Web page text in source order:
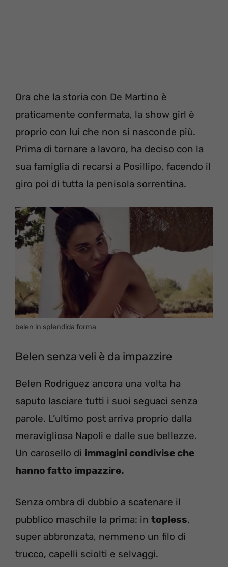
Ora che la storia con De Martino è
praticamente confermata, la show girl è
proprio con lui che non si nasconde più.
Prima di tornare a lavoro, ha deciso con la
sua famiglia di recarsi a Posillipo, facendo il
giro poi di tutta la penisola sorrentina.
belen in splendida forma
Belen senza veli è da impazzire
Belen Rodriguez ancora una volta ha
saputo lasciare tutti i suoi seguaci senza
parole. L’ultimo post arriva proprio dalla
meravigliosa Napoli e dalle sue bellezze.
Un carosello di immagini condivise che
hanno fatto impazzire.
Senza ombra di dubbio a scatenare il
pubblico maschile la prima: in topless,
super abbronzata, nemmeno un filo di
trucco, capelli sciolti e selvaggi.